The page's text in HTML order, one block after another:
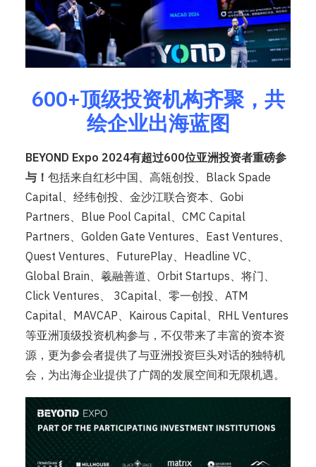
600+顶级投资机构齐聚，共
绘企业出海蓝图
BEYOND Expo 2024有超过600位亚洲投资者重磅参
与！ 包括来自红杉中国、高瓴创投、Black Spade
Capital、经纬创投、金沙江联合资本、Gobi
Partners、Blue Pool Capital、CMC Capital
Partners、Golden Gate Ventures、East Ventures、
Quest Ventures、FuturePlay、Headline VC、
Global Brain、羲融善道、Orbit Startups、将门、
Click Ventures、 3Capital、零一创投、ATM
Capital、MAVCAP、Kairous Capital、RHL Ventures
等亚洲顶级投资机构参与，不仅带来了丰富的资本资
源，更为参会者提供了与亚洲投资巨头对话的独特机
会，为出海企业提供了广阔的发展空间和无限机遇。